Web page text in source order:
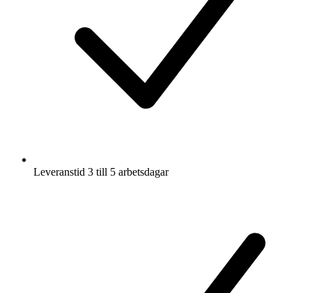
Leveranstid 3 till 5 arbetsdagar